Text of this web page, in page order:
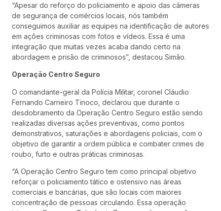
“Apesar do reforço do policiamento e apoio das câmeras
de segurança de comércios locais, nós também
conseguimos auxiliar as equipes na identificação de autores
em ações criminosas com fotos e vídeos. Essa é uma
integração que muitas vezes acaba dando certo na
abordagem e prisão de criminosos”, destacou Simão.
Operação Centro Seguro
O comandante-geral da Polícia Militar, coronel Cláudio
Fernando Carneiro Tinoco, declarou que durante o
desdobramento da Operação Centro Seguro estão sendo
realizadas diversas ações preventivas, como pontos
demonstrativos, saturações e abordagens policiais, com o
objetivo de garantir a ordem pública e combater crimes de
roubo, furto e outras práticas criminosas.
“A Operação Centro Seguro tem como principal objetivo
reforçar o policiamento tático e ostensivo nas áreas
comerciais e bancárias, que são locais com maiores
concentração de pessoas circulando. Essa operação